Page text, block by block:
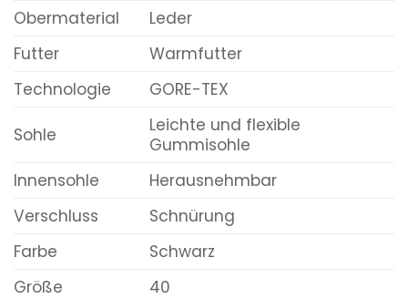
Obermaterial
Leder
Futter
Warmfutter
Technologie
GORE-TEX
Sohle
Leichte und flexible
Gummisohle
Innensohle
Herausnehmbar
Verschluss
Schnürung
Farbe
Schwarz
Größe
40